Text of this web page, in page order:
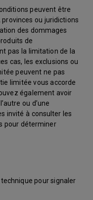
peuvent être
ou juridictions
des dommages
de
pas la limitation de la
cas, les exclusions ou
peuvent ne pas
limitée vous accorde
également avoir
ou d’une
invité à consulter les
pour déterminer
pour signaler